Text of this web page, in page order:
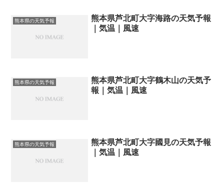
熊本県の天気予報
熊本県芦北町大字海路の天気予報
｜気温｜風速
熊本県の天気予報
熊本県芦北町大字鶴木山の天気予
報｜気温｜風速
熊本県の天気予報
熊本県芦北町大字國見の天気予報
｜気温｜風速